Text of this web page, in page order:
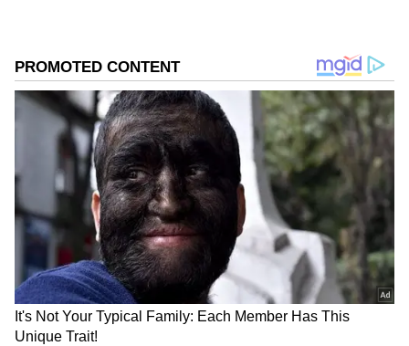
ತಾಕತ್ತಿದ್ದರೆ ಪ್ರದೀಪ ಈಶ್ವರ ದಾವಣಗೆರೆ ಜಿಲ್ಲೆಗೆ ಬರಲಿ:
ಬಿಜೆಪಿ ನಾಯಕ ನೇರ ಸವಾಲು!
ಪ್ರದೀಪ್ ಈಶ್ವರ್‌ನ ನಿಮ್ಹಾನ್ಸ್ ಗೆ ಸೇರಿಸಿ: ಡಿಸಿ ಮೂಲಕ
ಚುನಾವಣಾ ಆಯೋಗಕ್ಕೆ ಮಂಡ್ಯ ಬಿಜೆಪಿ ಮನವಿ